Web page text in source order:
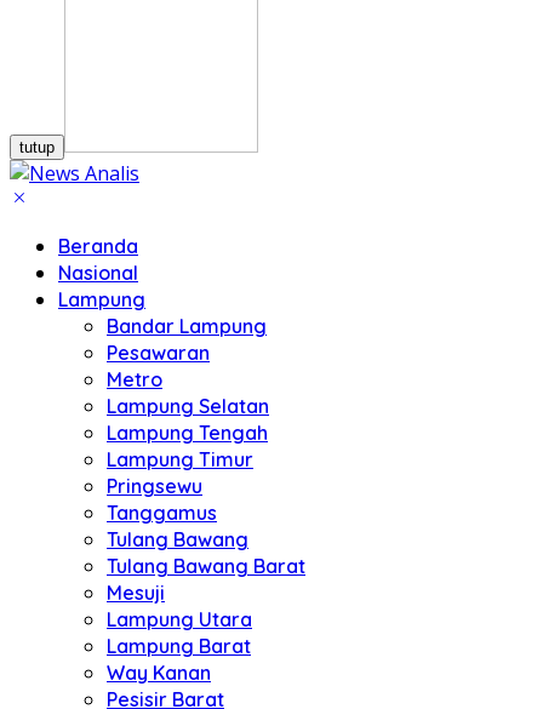
tutup
Beranda
Nasional
Lampung
Bandar Lampung
Pesawaran
Metro
Lampung Selatan
Lampung Tengah
Lampung Timur
Pringsewu
Tanggamus
Tulang Bawang
Tulang Bawang Barat
Mesuji
Lampung Utara
Lampung Barat
Way Kanan
Pesisir Barat